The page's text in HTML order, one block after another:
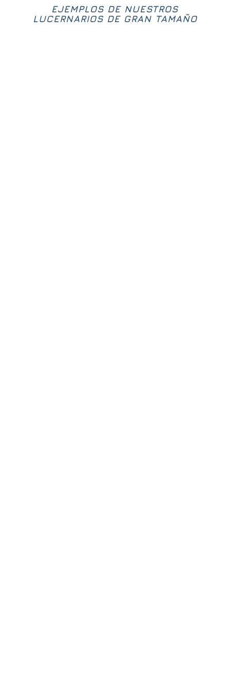
EJEMPLOS DE NUESTROS
LUCERNARIOS DE GRAN TAMAÑO